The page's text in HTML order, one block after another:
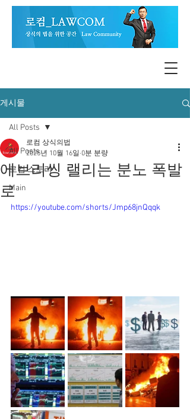
게시물
All Posts
로컴 스토리
Main
All Posts
에브리씽 랠리는 분노 폭발
로
로컴 상식의법
2025년 10월 16일 0분 분량
https://youtube.com/shorts/Jmp68jnQqqk